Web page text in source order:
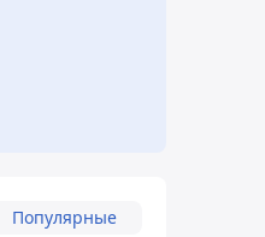
Популярные